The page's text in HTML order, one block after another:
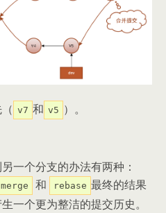
v7 和 v5 ）。
一个分支的办法有两种：
merge 和 rebase 最终的结果
一个更为整洁的提交历史。